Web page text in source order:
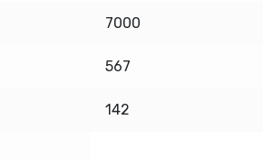
7000
567
142